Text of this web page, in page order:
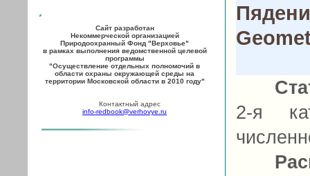
Сайт разработан
Некоммерческой организацией
Природоохранный Фонд "Верховье"
в рамках выполнения ведомственной целевой
программы
"Осуществление отдельных полномочий в
области охраны окружающей среды на
территории Московской области в 2010 году"
Контактный адрес
info-redbook@verhovye.ru
2-я